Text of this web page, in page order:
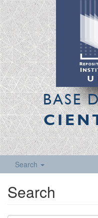
BASE
Search
Search